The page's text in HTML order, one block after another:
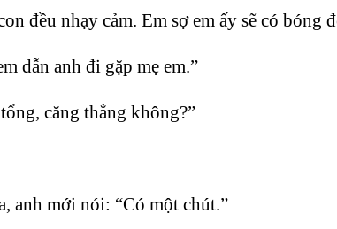
đều nhạy cảm. Em sợ em ấy sẽ có bóng
dẫn anh đi gặp mẹ em.”
căng thẳng không?”
anh mới nói: “Có một chút.”